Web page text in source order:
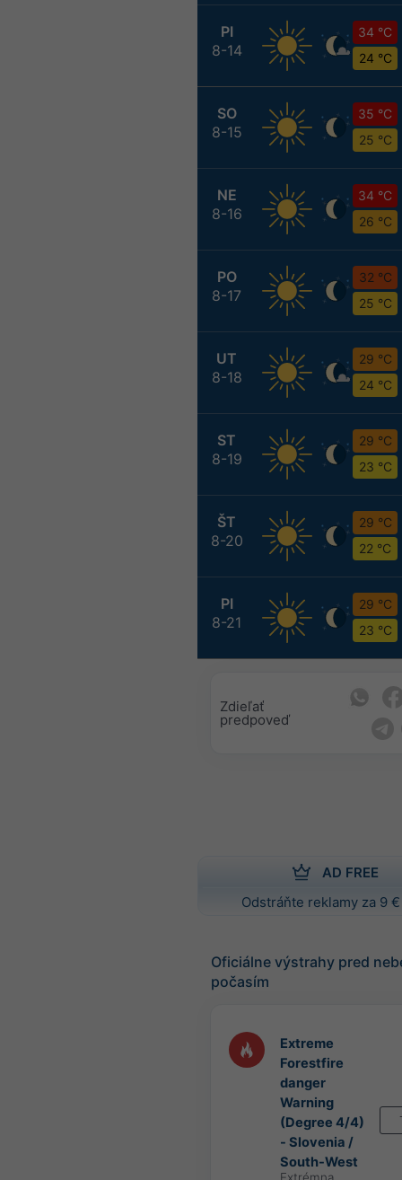
PI
8-14
34 °C
24 °C
SO
8-15
35 °C
25 °C
NE
8-16
34 °C
26 °C
PO
8-17
32 °C
25 °C
UT
8-18
29 °C
24 °C
ST
8-19
29 °C
23 °C
ŠT
8-20
29 °C
22 °C
PI
8-21
29 °C
23 °C
Zdieľať
predpoveď
AD FREE
Odstráňte reklamy za 9
Oficiálne výstrahy pred
počasím
Extreme
Forestfire
danger
Warning
(Degree 4/4)
- Slovenia /
South-West